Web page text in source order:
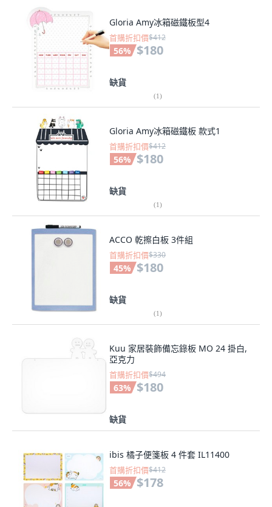
Gloria Amy冰箱磁鐵板型4
首購折扣價$412
56% $180
缺貨
(1)
Gloria Amy冰箱磁鐵板 款式1
首購折扣價$412
56% $180
缺貨
(1)
ACCO 乾擦白板 3件組
首購折扣價$330
45% $180
缺貨
(1)
Kuu 家居裝飾備忘錄板 MO 24 掛白,
亞克力
首購折扣價$494
63% $180
缺貨
ibis 橘子便箋板 4 件套 IL11400
首購折扣價$412
56% $178